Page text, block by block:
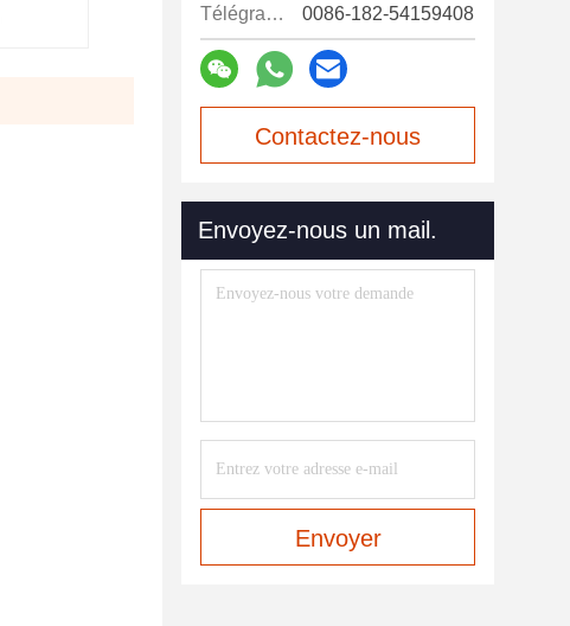
Télégramme: 0086-182-54159408
Contactez-nous
Envoyez-nous un mail.
Envoyer